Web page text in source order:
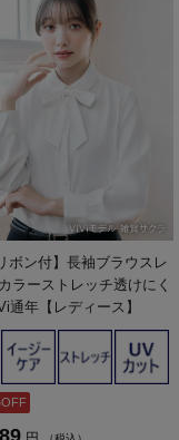
ボン付】長袖ブラウスレ
ラーストレッチ透けにく
通年【レディース】